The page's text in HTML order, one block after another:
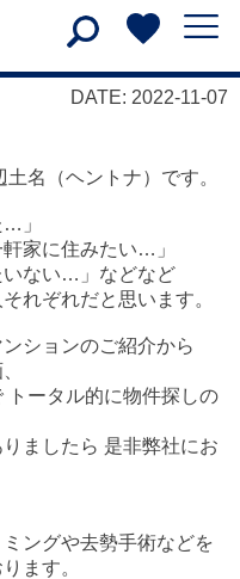
DATE: 2022-11-07
名（ヘントナ）です。
…」
家に住みたい…」
いない…」などなど
れぞれだと思います。
ションのご紹介から
トータル的に物件探しの
ましたら 是非弊社にお
ングや去勢手術などを
ます。